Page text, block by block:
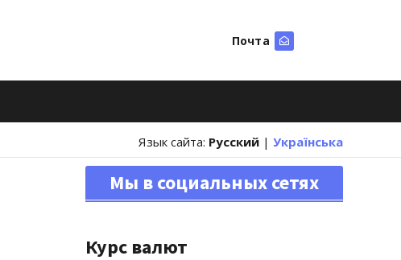
Почта
Язык сайта: Русский | Українська
Мы в социальных сетях
Курс валют